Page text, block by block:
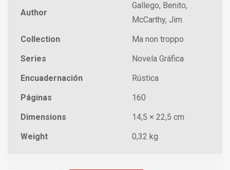
Author
Gallego, Benito,
McCarthy, Jim
Collection
Ma non troppo
Series
Novela Gráfica
Encuadernación
Rústica
Páginas
160
Dimensions
14,5 × 22,5 cm
Weight
0,32 kg